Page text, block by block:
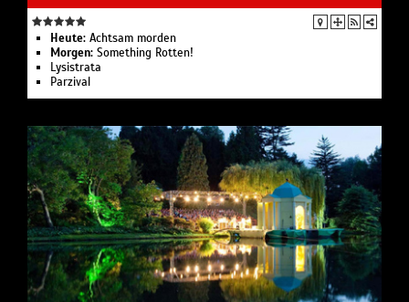
Heute: Achtsam morden
Morgen: Something Rotten!
Lysistrata
Parzival